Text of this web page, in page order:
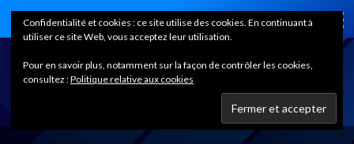
Home
Confidentialité et cookies : ce site utilise des cookies. En continuant à
utiliser ce site Web, vous acceptez leur utilisation.
Pour en savoir plus, notamment sur la façon de contrôler les cookies,
consultez :Politique relative aux cookies